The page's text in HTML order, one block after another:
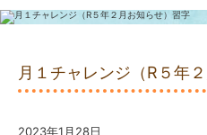
月１チャレンジ（R５年
2023年1月28日